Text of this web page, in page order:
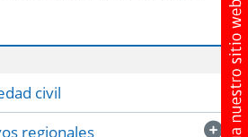
civil
regionales